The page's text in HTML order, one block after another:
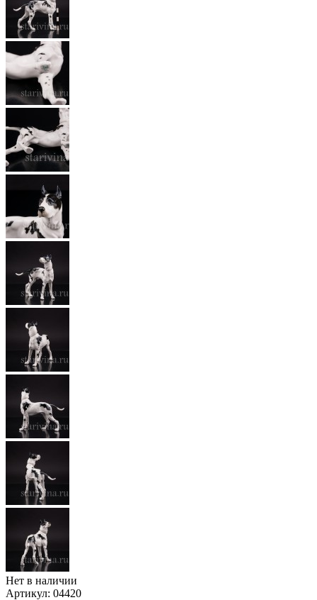
Нет в наличии
Артикул: 04420